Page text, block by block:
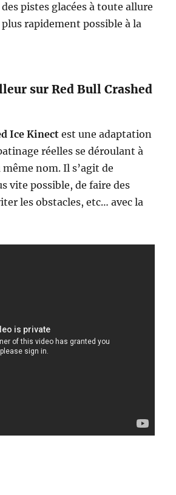
pistes glacées à toute allure
rapidement possible à la
sur Red Bull Crashed
Ice Kinectest une adaptation
réelles se déroulant à
nom. Il s’agit de
vite possible, de faire des
les obstacles, etc… avec la